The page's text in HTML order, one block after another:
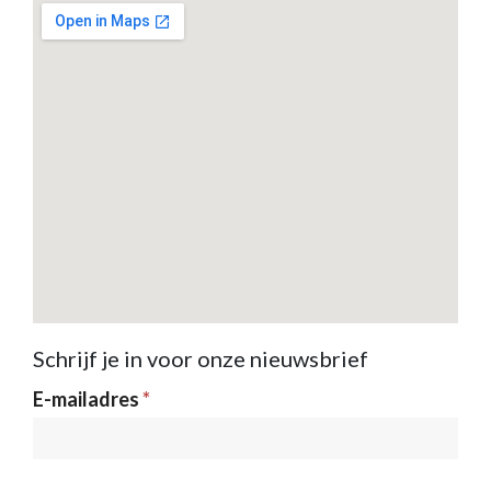
Schrijf je in voor onze nieuwsbrief
Nieuwsbrief
E-mailadres*